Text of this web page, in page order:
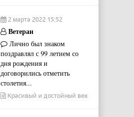
2 марта 2022 15:52
Ветеран
Лично был знаком
поздравлял с 99 летием со
дня рождения и
договорились отметить
столетия...
Красивый и достойный век